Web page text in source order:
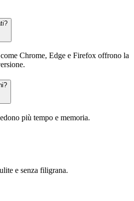
Chrome, Edge e Firefox offrono la
più tempo e memoria.
e senza filigrana.